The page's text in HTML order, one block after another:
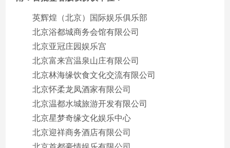
英辉煌（北京）国际娱乐俱乐部
北京浴都城商务会馆有限公司
北京亚冠庄园娱乐宫
北京富来宫温泉山庄有限公司
北京林海缘饮食文化交流有限公司
北京怀柔龙凤酒家有限公司
北京温都水城旅游开发有限公司
北京星梦奇缘文化娱乐中心
北京迎祥商务酒店有限公司